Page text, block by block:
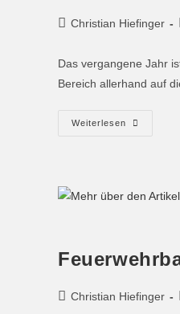
Christian Hiefinger
Das vergangene Jahr
Bereich allerhand auf
Weiterlesen
Christian Hiefinger